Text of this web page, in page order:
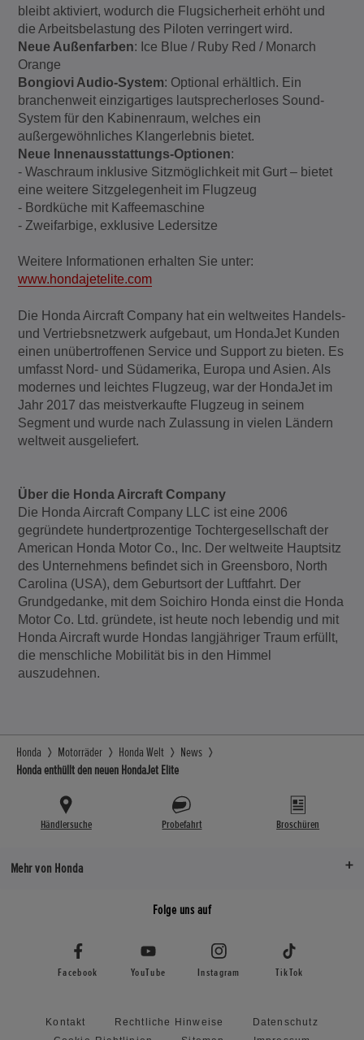
bleibt aktiviert, wodurch die Flugsicherheit erhöht und
die Arbeitsbelastung des Piloten verringert wird.
Neue Außenfarben: Ice Blue / Ruby Red / Monarch
Orange
Bongiovi Audio-System: Optional erhältlich. Ein
branchenweit einzigartiges lautsprecherloses Sound-
System für den Kabinenraum, welches ein
außergewöhnliches Klangerlebnis bietet.
Neue Innenausstattungs-Optionen:
- Waschraum inklusive Sitzmöglichkeit mit Gurt – bietet
eine weitere Sitzgelegenheit im Flugzeug
- Bordküche mit Kaffeemaschine
- Zweifarbige, exklusive Ledersitze
Weitere Informationen erhalten Sie unter:
www.hondajetelite.com
Die Honda Aircraft Company hat ein weltweites Handels-
und Vertriebsnetzwerk aufgebaut, um HondaJet Kunden
einen unübertroffenen Service und Support zu bieten. Es
umfasst Nord- und Südamerika, Europa und Asien. Als
modernes und leichtes Flugzeug, war der HondaJet im
Jahr 2017 das meistverkaufte Flugzeug in seinem
Segment und wurde nach Zulassung in vielen Ländern
weltweit ausgeliefert.
Über die Honda Aircraft Company
Die Honda Aircraft Company LLC ist eine 2006
gegründete hundertprozentige Tochtergesellschaft der
American Honda Motor Co., Inc. Der weltweite Hauptsitz
des Unternehmens befindet sich in Greensboro, North
Carolina (USA), dem Geburtsort der Luftfahrt. Der
Grundgedanke, mit dem Soichiro Honda einst die Honda
Motor Co. Ltd. gründete, ist heute noch lebendig und mit
Honda Aircraft wurde Hondas langjähriger Traum erfüllt,
die menschliche Mobilität bis in den Himmel
auszudehnen.
Honda Motorräder Honda Welt
News
Honda enthüllt den neuen HondaJet Elite
Händlersuche Probefahrt Broschüren
Mehr von Honda
Folge uns auf
Facebook YouTube Instagram TikTok
Kontakt Rechtliche Hinweise
Datenschutz